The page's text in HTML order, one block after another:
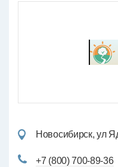
Новосибирск, ул
+7 (800) 700-89-36